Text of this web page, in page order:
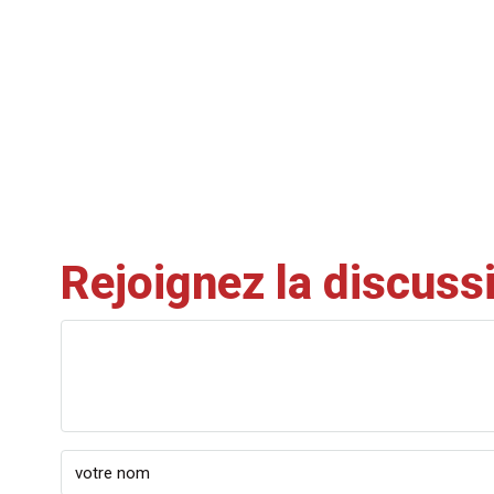
Rejoignez la